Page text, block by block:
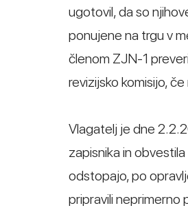
ugotovil, da so
ponujene na trgu v
členom ZJN-1
revizijsko komisijo,
Vlagatelj je dne
zapisnika in
odstopajo, po
pripravili neprimerno